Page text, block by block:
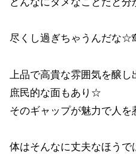
どんなにダメなことだと
尽くし過ぎちゃうんだな
上品で高貴な雰囲気を醸し
庶民的な面もあり☆
そのギャップが魅力で人
体はそんなに丈夫なほうで